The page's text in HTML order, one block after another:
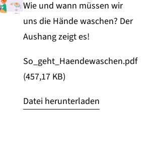
Wie und wann müssen wir
uns die Hände waschen? Der
Aushang zeigt es!
So_geht_Haendewaschen.pdf
(457,17 KB)
Datei herunterladen